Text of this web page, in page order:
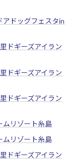
アドッグフェスタin
ドギーズアイラン
ドギーズアイラン
ドギーズアイラン
ムリゾート糸島
ムリゾート糸島
ドギーズアイラン